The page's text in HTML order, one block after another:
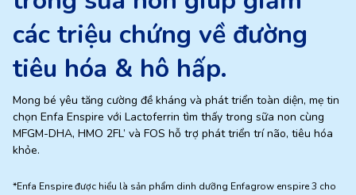
các triệu chứng về đường
tiêu hóa & hô hấp.
Mong bé yêu tăng cường đề kháng và phát triển toàn diện, mẹ tin
chọn Enfa Enspire với Lactoferrin tìm thấy trong sữa non cùng
MFGM-DHA, HMO 2FL’ và FOS hỗ trợ phát triển trí não, tiêu hóa
khỏe.
*Enfa Enspire được hiểu là sản phẩm dinh dưỡng Enfagrow enspire 3 cho